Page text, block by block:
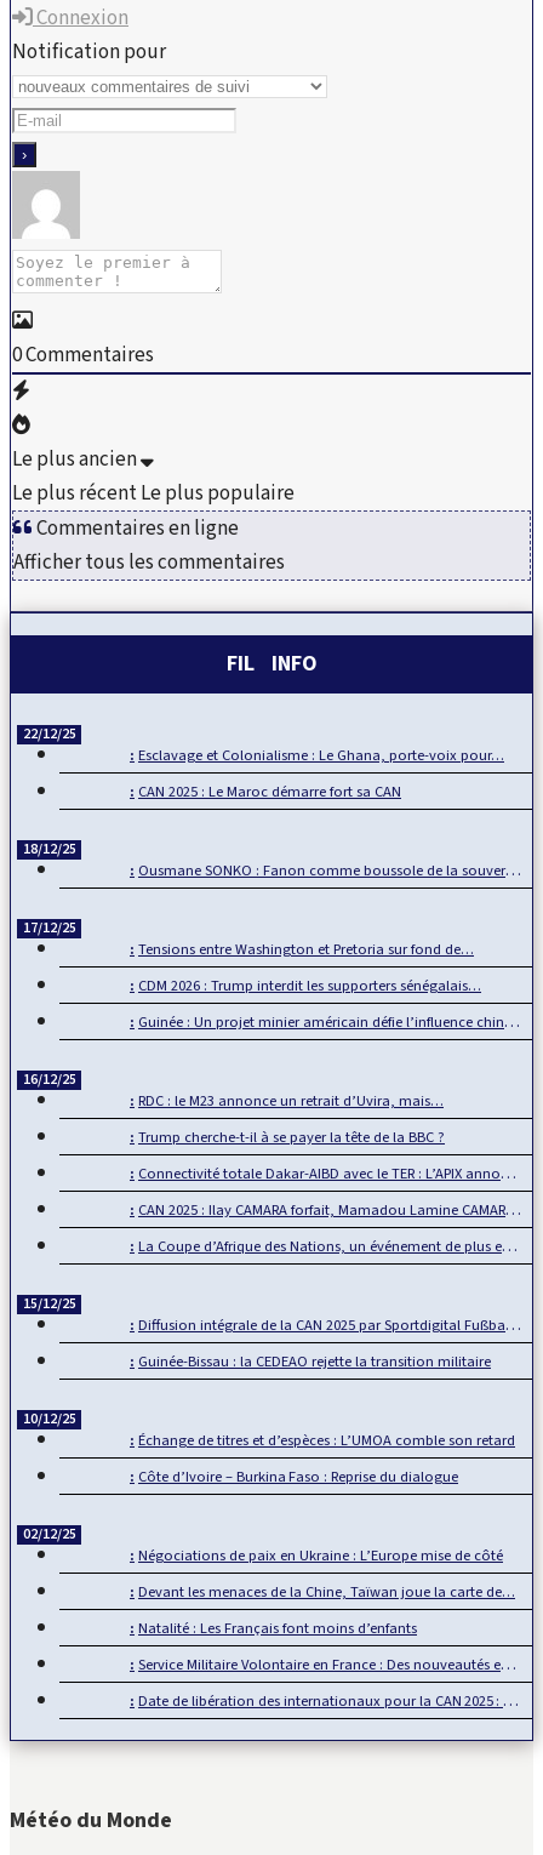
Connexion
Notification pour
0Commentaires
Le plus ancien
Le plus récentLe plus populaire
Commentaires en ligne
Afficher tous les commentaires
FIL INFO
22/12/25
Esclavage et Colonialisme : Le Ghana, porte-voix pour…
CAN 2025 : Le Maroc démarre fort sa CAN
18/12/25
Ousmane SONKO : Fanon comme boussole de la souveraineté…
17/12/25
Tensions entre Washington et Pretoria sur fond de…
CDM 2026 : Trump interdit les supporters sénégalais…
Guinée : Un projet minier américain défie l’influence chinoise
16/12/25
RDC : le M23 annonce un retrait d’Uvira, mais…
Trump cherche-t-il à se payer la tête de la BBC ?
Connectivité totale Dakar-AIBD avec le TER : L’APIX annonce…
CAN 2025 : Ilay CAMARA forfait, Mamadou Lamine CAMARA…
La Coupe d’Afrique des Nations, un événement de plus en plus…
15/12/25
Diffusion intégrale de la CAN 2025 par Sportdigital Fußball, le…
Guinée-Bissau : la CEDEAO rejette la transition militaire
10/12/25
Échange de titres et d’espèces : L’UMOA comble son retard
Côte d’Ivoire – Burkina Faso : Reprise du dialogue
02/12/25
Négociations de paix en Ukraine : L’Europe mise de côté
Devant les menaces de la Chine, Taïwan joue la carte de…
Natalité : Les Français font moins d’enfants
Service Militaire Volontaire en France : Des nouveautés en 2025
Date de libération des internationaux pour la CAN 2025 : Rumeur ou…
Météo du Monde